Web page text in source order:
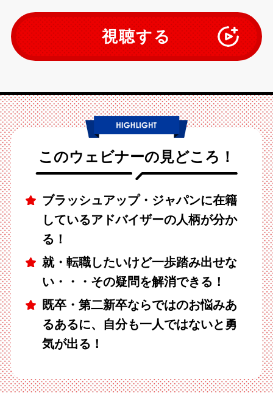
視聴する
このウェビナーの見どころ！
ブラッシュアップ・ジャパンに在籍
しているアドバイザーの人柄が分か
る！
就・転職したいけど一歩踏み出せな
い・・・その疑問を解消できる！
既卒・第二新卒ならではのお悩みあ
るあるに、自分も一人ではないと勇
気が出る！